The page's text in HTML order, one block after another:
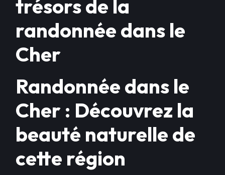
trésors de la
randonnée dans le
Cher
Randonnée dans le
Cher : Découvrez la
beauté naturelle de
cette région